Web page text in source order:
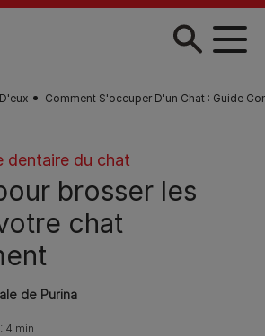
Comment S'occuper D'un Chat : Guide
dentaire du chat
brosser les
chat
de Purina
4 min